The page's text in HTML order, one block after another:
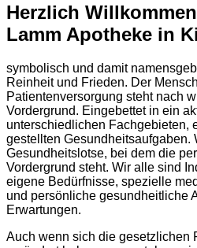
Herzlich
Lamm Apotheke in
symbolisch und damit
Reinheit und Frieden. Der
Patientenversorgung steht nach
Vordergrund. Eingebettet in ein
unterschiedlichen Fachgebieten,
gestellten Gesundheitsaufgaben.
Gesundheitslotse, bei dem die
Vordergrund steht. Wir alle sind
eigene Bedürfnisse, spezielle
und persönliche gesundheitliche
Erwartungen.
Auch wenn sich die gesetzlichen